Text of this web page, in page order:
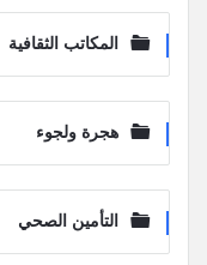
المكاتب الثقافية
هجرة ولجوء
التأمين الصحي